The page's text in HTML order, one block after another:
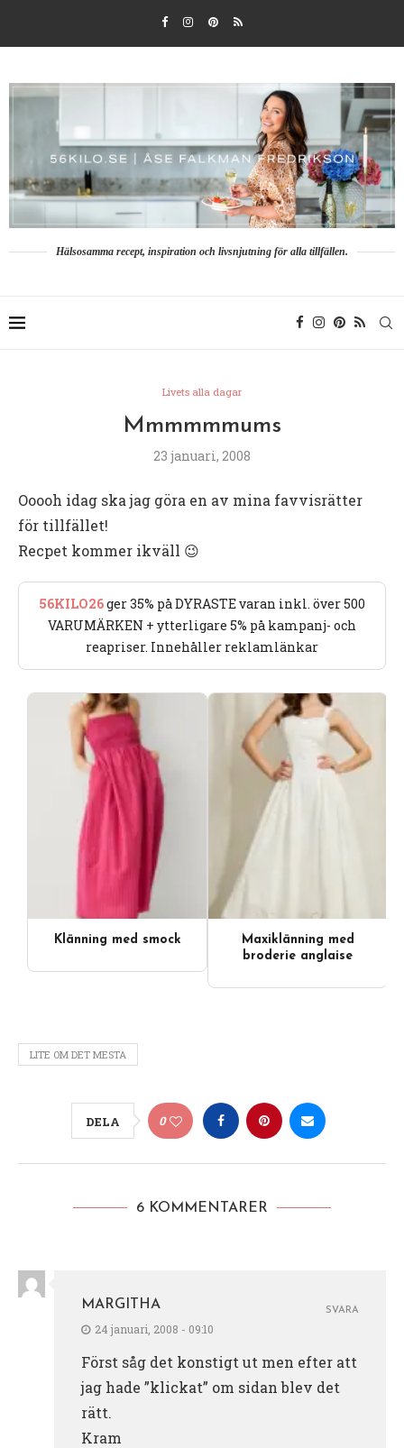
Hälsosamma recept, inspiration och livsnjutning för alla tillfällen.
Livets alla dagar
Mmmmmmums
23 januari, 2008
Ooooh idag ska jag göra en av mina favvisrätter
för tillfället!
Recpet kommer ikväll 😉
56KILO26ger 35% på DYRASTE varan inkl. över 500
VARUMÄRKEN + ytterligare 5% på kampanj- och
reapriser. Innehåller reklamlänkar
Videoinnehåll
Klänning med smock
Maxiklänning med
broderie anglaise
LITE OM DET MESTA
DELA 0
6 KOMMENTARER
MARGITHA
24 januari, 2008 - 09:10
Först såg det konstigt ut men efter att
jag hade ”klickat” om sidan blev det
rätt.
Kram
SVARA